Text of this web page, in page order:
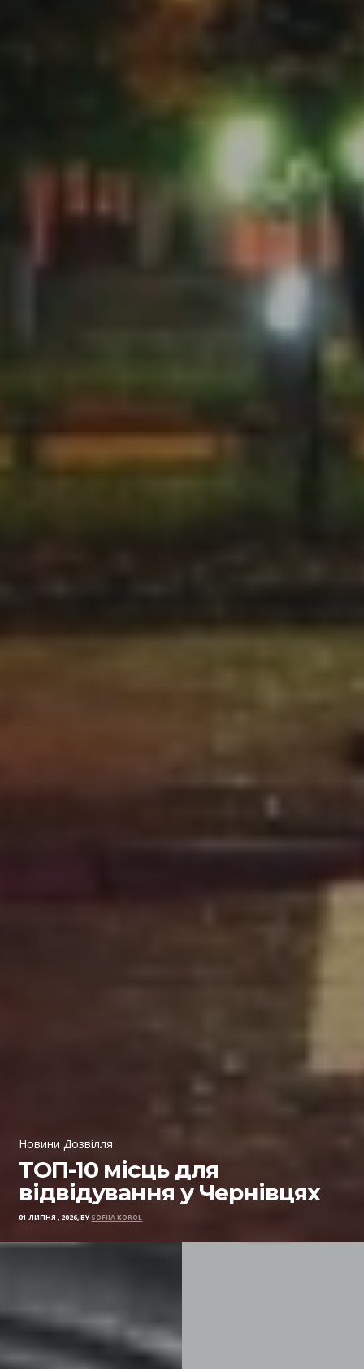
Новини Дозвілля
ТОП-10 місць для
відвідування у Чернівцях
01 ЛИПНЯ , 2026, BY SOFIIA KOROL